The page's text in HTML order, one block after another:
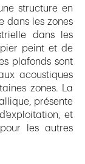
structure en
dans les zones
dans les
peint et de
plafonds sont
acoustiques
zones. La
présente
et
les autres